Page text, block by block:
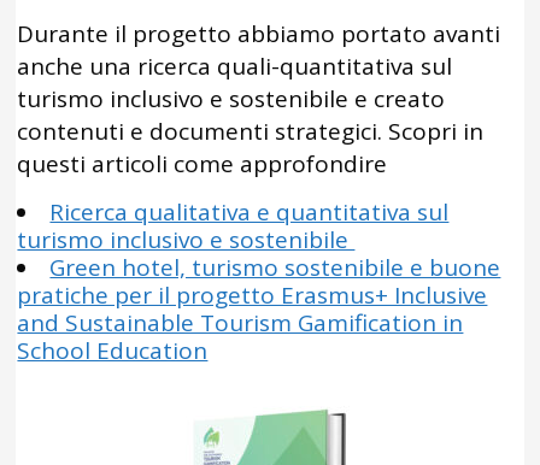
Durante il progetto abbiamo portato avanti
anche una ricerca quali-quantitativa sul
turismo inclusivo e sostenibile e creato
contenuti e documenti strategici. Scopri in
questi articoli come approfondire
Ricerca qualitativa e quantitativa sul
turismo inclusivo e sostenibile
Green hotel, turismo sostenibile e buone
pratiche per il progetto Erasmus+ Inclusive
and Sustainable Tourism Gamification in
School Education